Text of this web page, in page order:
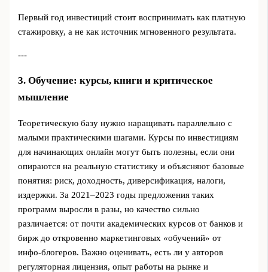
Первый год инвестиций стоит воспринимать как платную
стажировку, а не как источник мгновенного результата.
---
3. Обучение: курсы, книги и критическое
мышление
Теоретическую базу нужно наращивать параллельно с
малыми практическими шагами. Курсы по инвестициям
для начинающих онлайн могут быть полезны, если они
опираются на реальную статистику и объясняют базовые
понятия: риск, доходность, диверсификация, налоги,
издержки. За 2021–2023 годы предложения таких
программ выросли в разы, но качество сильно
различается: от почти академических курсов от банков и
бирж до откровенно маркетинговых «обучений» от
инфо‑блогеров. Важно оценивать, есть ли у авторов
регуляторная лицензия, опыт работы на рынке и